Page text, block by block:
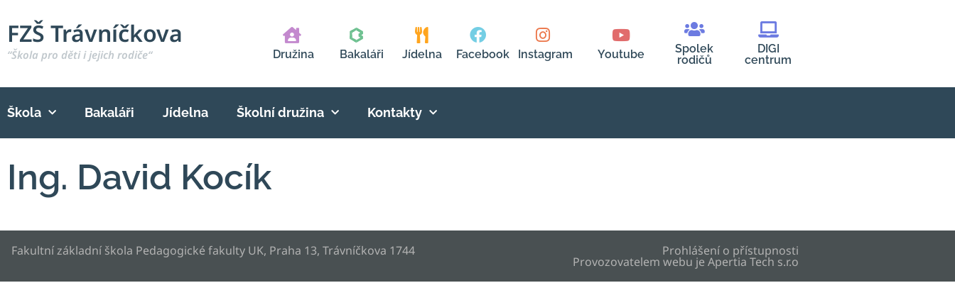
FZŠ Trávníčkova
“Škola pro děti i jejich rodiče“ Družina Bakaláři Jídelna Facebook Instagram Youtube
Spolek
rodičů
DIGI
centrum
Škola Bakaláři Jídelna Školní družina Kontakty
Ing. David Kocík
Fakultní základní škola Pedagogické fakulty UK, Praha 13, Trávníčkova 1744 Prohlášení o přístupnosti
Provozovatelem webu jeApertia Tech s.r.o